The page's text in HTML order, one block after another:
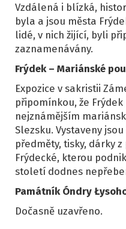
Vzdálená i blízká,
byla a jsou města
lidé, v nich žijící, byli
zaznamenávány.
Frýdek – Mariánské
Expozice v sakristii
připomínkou, že
nejznámějším
Slezsku. Vystaveny
předměty, tisky, dárky
Frýdecké, kterou
století dodnes
Památník Óndry
Dočasně uzavřeno.